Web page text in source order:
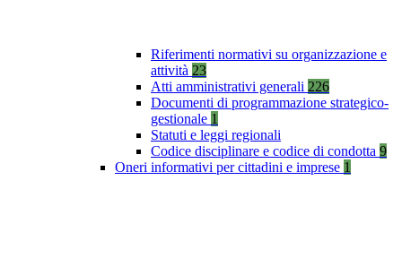
Riferimenti normativi su organizzazione e
attività 23
Atti amministrativi generali 226
Documenti di programmazione strategico-
gestionale 1
Statuti e leggi regionali
Codice disciplinare e codice di condotta 9
Oneri informativi per cittadini e imprese 1